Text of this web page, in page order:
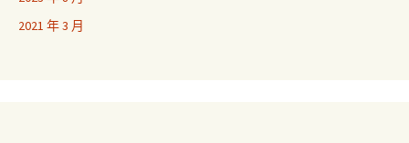
2021 年 3 月